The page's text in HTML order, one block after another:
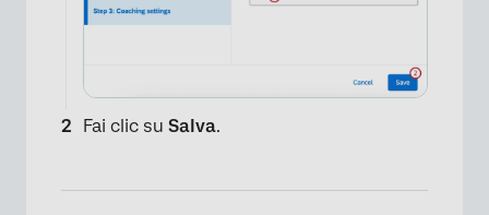
Fai clic su Salva.